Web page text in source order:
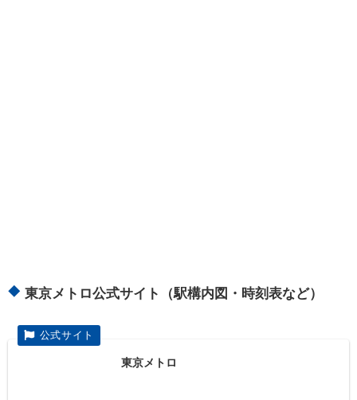
東京メトロ公式サイト（駅構内図・時刻表など）
東京メトロ